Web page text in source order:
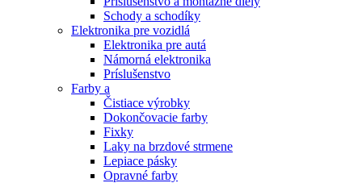
Schody a schodíky
Elektronika pre vozidlá
Elektronika pre autá
Námorná elektronika
Príslušenstvo
Farby a
Čistiace výrobky
Dokončovacie farby
Fixky
Laky na brzdové strmene
Lepiace pásky
Opravné farby